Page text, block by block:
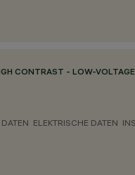
CONTRAST - LOW-
ELEKTRISCHE DATEN